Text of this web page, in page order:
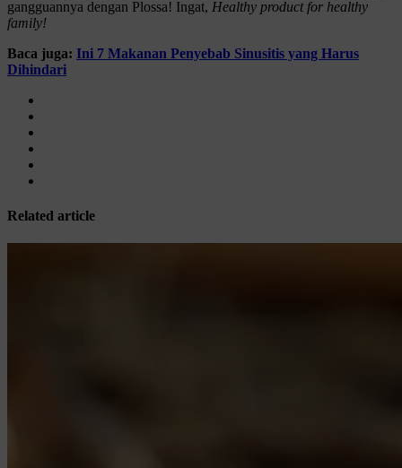
gangguannya dengan Plossa! Ingat, Healthy product for healthy
family!
Baca juga: Ini 7 Makanan Penyebab Sinusitis yang Harus
Dihindari
Related article